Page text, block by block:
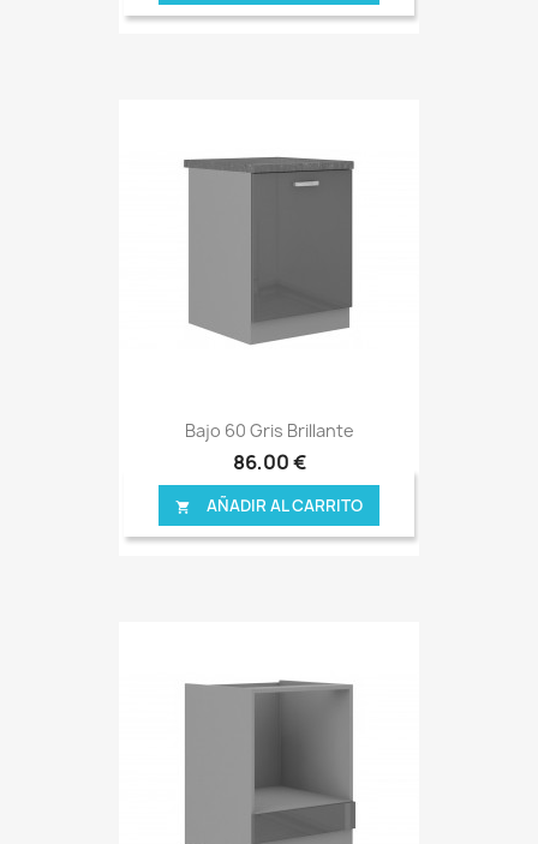
Bajo 60 Gris Brillante
86,00 €
 AÑADIR AL CARRITO